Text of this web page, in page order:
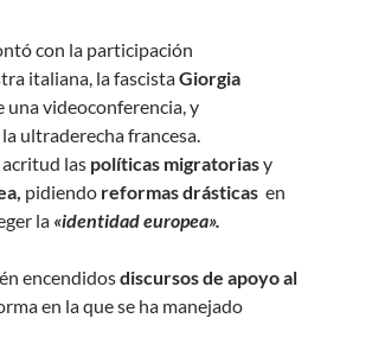
con la participación
italiana, la fascistaGiorgia
videoconferencia, y
ultraderecha francesa.
las políticas migratoriasy
pidiendo reformas drásticas en
la «identidad europea».
encendidosdiscursos de apoyo al
en la que se ha manejado